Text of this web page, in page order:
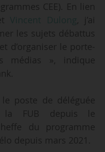
CEE). En lien
Vincent Dulong, j’ai
les sujets débattus
d’organiser le porte-
médias », indique
poste de déléguée
la FUB depuis le
du programme
depuis mars 2021.